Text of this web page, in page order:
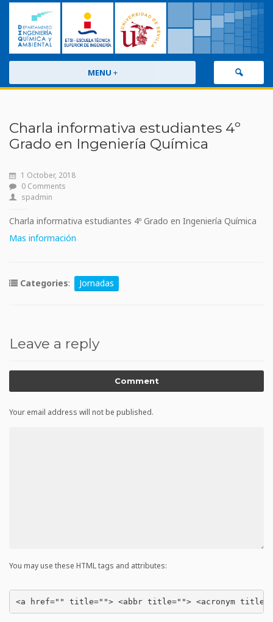
MENU +
Charla informativa estudiantes 4º
Grado en Ingeniería Química
1 October, 2018
0 Comments
spadmin
Charla informativa estudiantes 4º Grado en Ingeniería Química
Mas información
Categories: Jornadas
Leave a reply
Comment
Your email address will not be published.
You may use these HTML tags and attributes:
<a href="" title=""> <abbr title=""> <acronym